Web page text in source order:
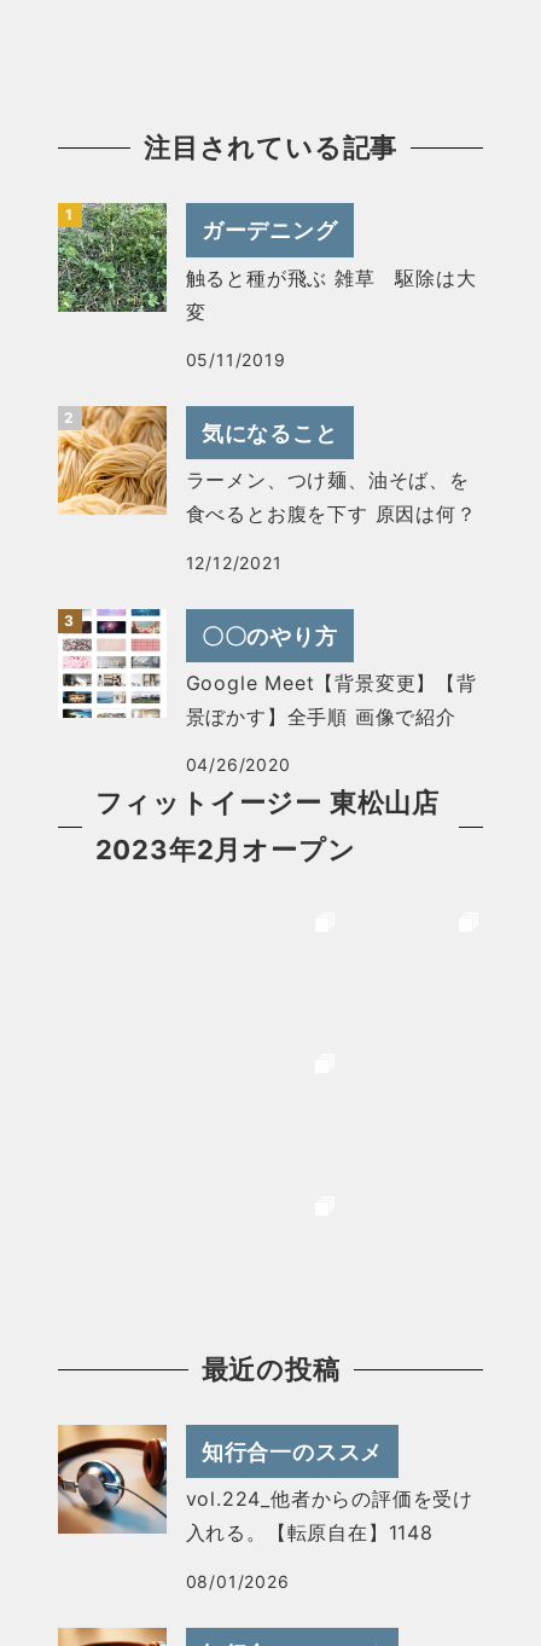
注目されている記事
ガーデニング
触ると種が飛ぶ 雑草 駆除は大
変
05/11/2019
気になること
ラーメン、つけ麺、油そば、を
食べるとお腹を下す 原因は何？
12/12/2021
〇〇のやり方
Google Meet【背景変更】【背
景ぼかす】全手順 画像で紹介
04/26/2020
フィットイージー 東松山店
2023年2月オープン
最近の投稿
知行合一のススメ
vol.224_他者からの評価を受け
入れる。【転原自在】1148
08/01/2026